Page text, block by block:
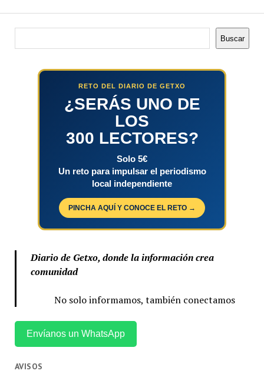
Buscar
RETO DEL DIARIO DE GETXO
¿SERÁS UNO DE
LOS
300 LECTORES?
Solo 5€
Un reto para impulsar el periodismo
local independiente
PINCHA AQUÍ Y CONOCE EL RETO →
Diario de Getxo, donde la información crea
comunidad
No solo informamos, también conectamos
Envíanos un WhatsApp
AVISOS